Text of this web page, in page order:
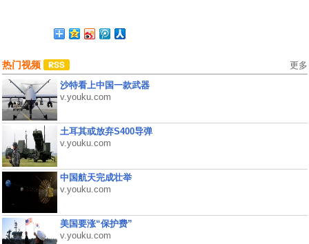
热门视频 更多
沙特看上中国一款武器
v.youku.com
土耳其或放弃S400导弹
v.youku.com
中国航天完成壮举
v.youku.com
美国要涨“保护费”
v.youku.com